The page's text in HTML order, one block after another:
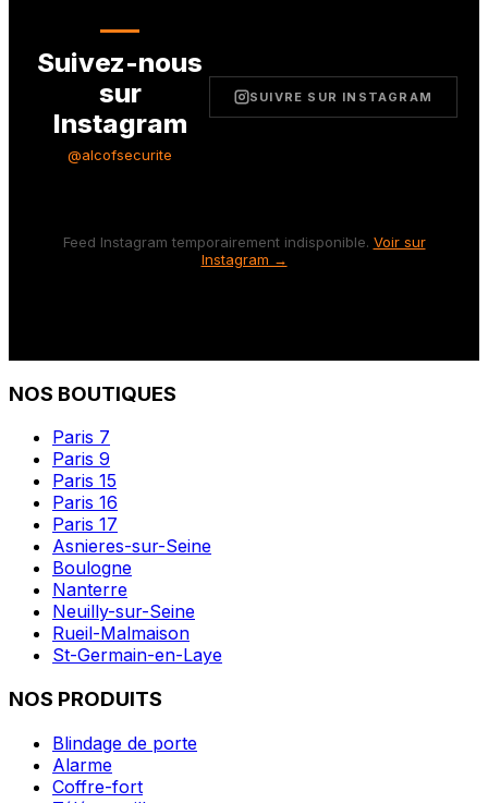
Suivez-nous
sur
Instagram
@alcofsecurite
SUIVRE SUR INSTAGRAM
Feed Instagram temporairement indisponible. Voir sur
Instagram →
NOS BOUTIQUES
Paris 7
Paris 9
Paris 15
Paris 16
Paris 17
Asnieres-sur-Seine
Boulogne
Nanterre
Neuilly-sur-Seine
Rueil-Malmaison
St-Germain-en-Laye
NOS PRODUITS
Blindage de porte
Alarme
Coffre-fort